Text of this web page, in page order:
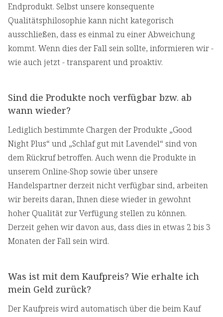
Endprodukt. Selbst unsere konsequente
Qualitätsphilosophie kann nicht kategorisch
ausschließen, dass es einmal zu einer Abweichung
kommt. Wenn dies der Fall sein sollte, informieren wir -
wie auch jetzt - transparent und proaktiv.
Sind die Produkte noch verfügbar bzw. ab
wann wieder?
Lediglich bestimmte Chargen der Produkte „Good
Night Plus“ und „Schlaf gut mit Lavendel“ sind von
dem Rückruf betroffen. Auch wenn die Produkte in
unserem Online-Shop sowie über unsere
Handelspartner derzeit nicht verfügbar sind, arbeiten
wir bereits daran, Ihnen diese wieder in gewohnt
hoher Qualität zur Verfügung stellen zu können.
Derzeit gehen wir davon aus, dass dies in etwas 2 bis 3
Monaten der Fall sein wird.
Was ist mit dem Kaufpreis? Wie erhalte ich
mein Geld zurück?
Der Kaufpreis wird automatisch über die beim Kauf